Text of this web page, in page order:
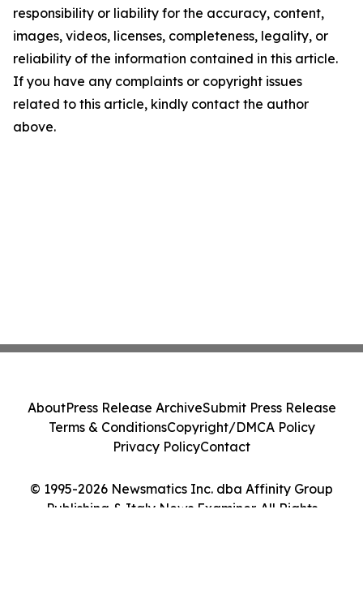
responsibility or liability for the accuracy, content,
images, videos, licenses, completeness, legality, or
reliability of the information contained in this article.
If you have any complaints or copyright issues
related to this article, kindly contact the author
above.
© 1995-2026 Newsmatics Inc. dba Affinity Group
Publishing & Italy News Examiner. All Rights
AboutPress Release ArchiveSubmit Press Release
Terms & ConditionsCopyright/DMCA Policy
Privacy PolicyContact